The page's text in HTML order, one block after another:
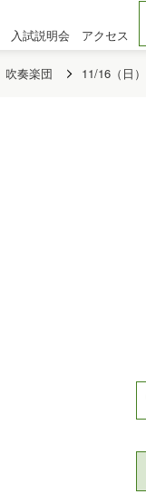
入試説明会 アクセス
吹奏楽団 11/16（日